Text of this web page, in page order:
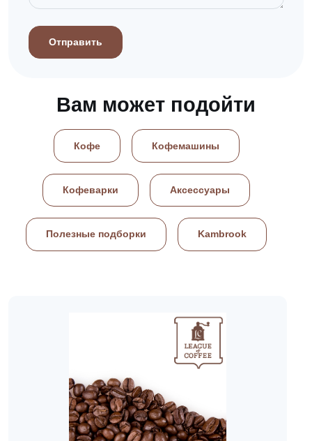
Отправить
Вам может подойти
Кофе Кофемашины
Кофеварки Аксессуары
Полезные подборки Kambrook